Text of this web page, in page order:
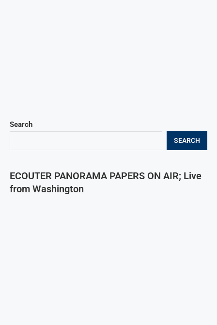
Search
SEARCH
ECOUTER PANORAMA PAPERS ON AIR; Live
from Washington